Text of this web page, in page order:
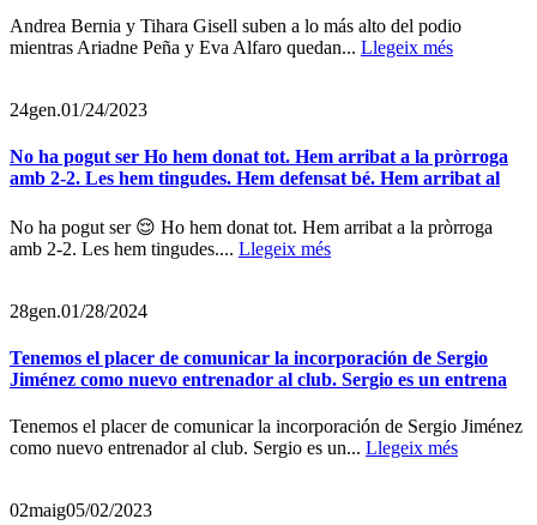
Andrea Bernia y Tihara Gisell suben a lo más alto del podio
mientras Ariadne Peña y Eva Alfaro quedan... Llegeix més
24gen.01/24/2023
No ha pogut ser Ho hem donat tot. Hem arribat a la pròrroga
amb 2-2. Les hem tingudes. Hem defensat bé. Hem arribat al
No ha pogut ser 😌 Ho hem donat tot. Hem arribat a la pròrroga
amb 2-2. Les hem tingudes.... Llegeix més
28gen.01/28/2024
Tenemos el placer de comunicar la incorporación de Sergio
Jiménez como nuevo entrenador al club. Sergio es un entrena
Tenemos el placer de comunicar la incorporación de Sergio Jiménez
como nuevo entrenador al club. Sergio es un... Llegeix més
02maig05/02/2023